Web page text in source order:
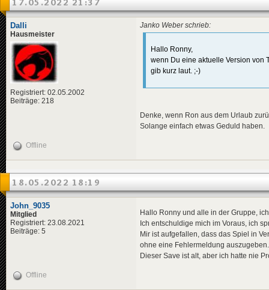
17.05.2022 21:37
Dalli
Hausmeister
Registriert: 02.05.2002
Beiträge: 218
Janko Weber schrieb:
Hallo Ronny,
wenn Du eine aktuelle Version von
gib kurz laut. ;-)
Denke, wenn Ron aus dem Urlaub
Solange einfach etwas Geduld haben.
Offline
18.05.2022 18:19
John_9035
Mitglied
Registriert: 23.08.2021
Beiträge: 5
Hallo Ronny und alle in der Gruppe,
Ich entschuldige mich im Voraus, ich
Mir ist aufgefallen, dass das Spiel in
ohne eine Fehlermeldung
Dieser Save ist alt, aber ich hatte nie
Offline